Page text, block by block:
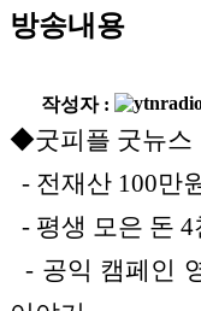
방송내용
작성자 :
◆굿피플 굿뉴스
- 전재산 100만
- 평생 모은 돈
- 공익 캠페인